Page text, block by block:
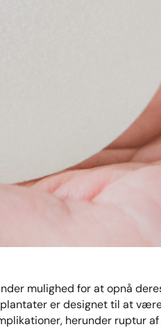
mulighed for at opnå
er designet til at
herunder ruptur